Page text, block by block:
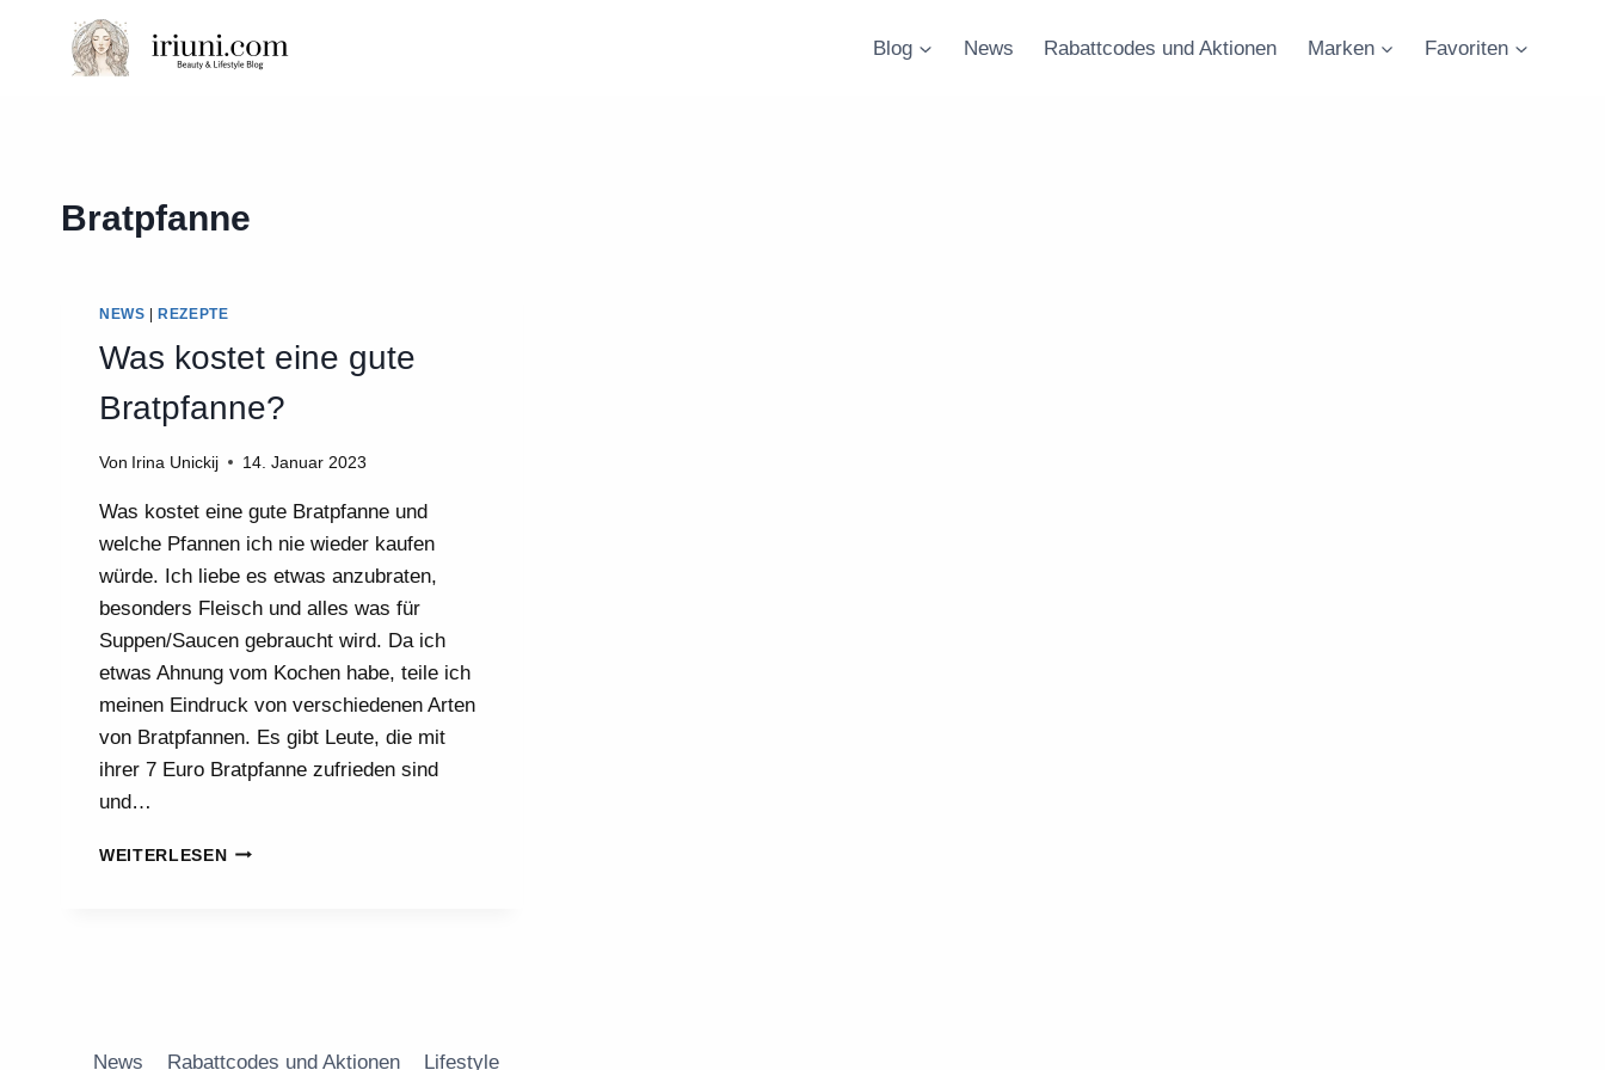
springen
Blog News Rabattcodes und Aktionen Marken Favoriten
Bratpfanne
NEWS REZEPTE
Was kostet eine gute
Bratpfanne?
Von Irina Unickij 14. Januar 2023
Was kostet eine gute Bratpfanne und
welche Pfannen ich nie wieder kaufen
würde. Ich liebe es etwas anzubraten,
besonders Fleisch und alles was für
Suppen/Saucen gebraucht wird. Da ich
etwas Ahnung vom Kochen habe, teile ich
meinen Eindruck von verschiedenen Arten
von Bratpfannen. Es gibt Leute, die mit
ihrer 7 Euro Bratpfanne zufrieden sind
und…
WEITERLESENWAS
News Rabattcodes und Aktionen Lifestyle